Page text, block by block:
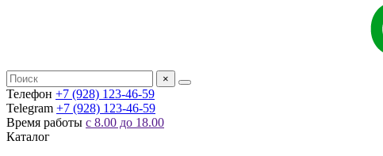
×
Телефон +7 (928) 123-46-59
Telegram +7 (928) 123-46-59
Время работы с 8.00 до 18.00
Каталог